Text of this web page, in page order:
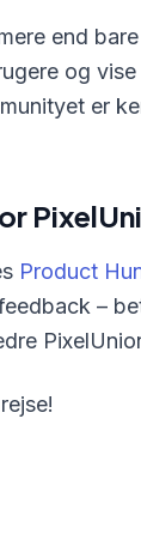
end
og
er
Product
–